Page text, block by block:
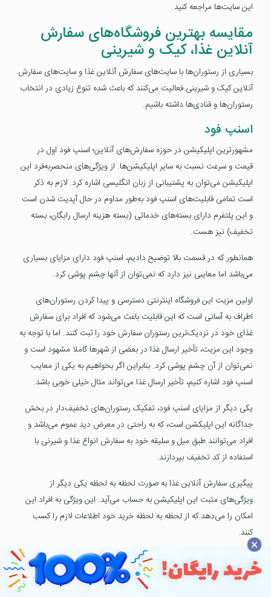
این سایت‌ها مراجعه کنید.
مقایسه بهترین فروشگاه‌های سفارش
آنلاین غذا، کیک و شیرینی
بسیاری از رستوران‌ها با سایت‌های سفارش آنلاین غذا و سایت‌های سفارش
آنلاین کیک و شیرینی فعالیت می‌کنند که باعث شده تنوع زیادی در انتخاب
رستوران‌ها و قنادی‌ها داشته باشیم.
اسنپ فود
مشهور‌ترین اپلیکیشن در حوزه سفارش‌های آنلاین؛ اسنپ فود اول در
قیمت و سرعت نسبت به سایر اپلیکیشن‌ها. از ویژگی‌های منحصربه‌فرد این
اپلیکیشن می‌توان به پشتیبانی از زبان انگلیسی اشاره کرد. لازم به ذکر
است تمامی قابلیت‌های اسنپ فود به‌طور مداوم در حال آپدیت شدن است
و این پلتفرم دارای بسته‌های خدماتی (بسته هزینه ارسال رایگان، بسته
تخفیف) نیز هست.
همانطور که در قسمت بالا توضیح دادیم، اسنپ فود دارای مزایای بسیاری
می‌باشد اما معایبی نیز دارد که نمی‌توان از آنها چشم پوشی کرد.
اولین مزیت این فروشگاه اینترنتی دسترسی و پیدا کردن رستوران‌های
اطراف به آسانی است که این قابلیت باعث می‌شود که افراد برای سفارش
غذای خود در نزدیک‌ترین رستوران سفارش خود را ثبت کنند. اما با توجه به
وجود این مزیت، تأخیر ارسال غذا در بعضی از شهرها کاملا مشهود است و
نمی‌‍‌‌توان از آن چشم پوشی کرد. بنابراین اگر بخواهیم به یکی از معایب
اسنپ فود اشاره کنیم، تأخیر ارسال غذا می‌تواند مثال خیلی خوبی باشد.
یکی دیگر از مزایای اسنپ فود، تفکیک رستوران‌های تخفیف‌دار در بخش
جداگانه این اپلیکشن است، که به راحتی در معرض دید عموم می‌باشد و
افراد می‌توانند طبق میل و سلیقه خود به سفارش انواع غذا و شیرنی با
استفاده از کد تخفیف بپردازند.
پیگیری سفارش آنلاین غذا به صورت لحظه به لحظه یکی دیگر از
ویژگی‌های مثبت این اپلیکیشن به حساب می‌آید. این ویژگی به افراد این
امکان را می‌دهد که از لحظه به لحظه خرید خود اطلاعات لازم را کسب
کنند.
با توجه به اینکه بسیاری از کاربران برای سفارش غذای خود از اسنپ فود
استفاده می‌کنند، صاحبان رستوران‌ها تصمیم گرفتند برای فروش بیشتر خود
وارد این نوع از کسب و کار شوند با توجه به این یکی از مزایای اسنپ فود
×